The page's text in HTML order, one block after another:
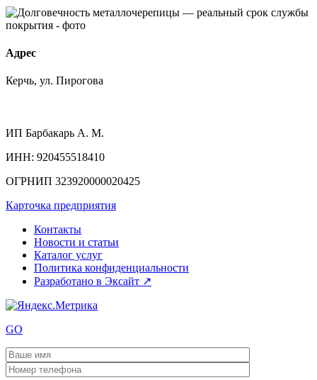
Адрес
Керчь, ул. Пирогова
ИП Барбакарь А. М.
ИНН: 920455518410
ОГРНИП 323920000020425
Карточка предприятия
Контакты
Новости и статьи
Каталог услуг
Политика конфиденциальности
Разработано в Эксайт ↗
GO